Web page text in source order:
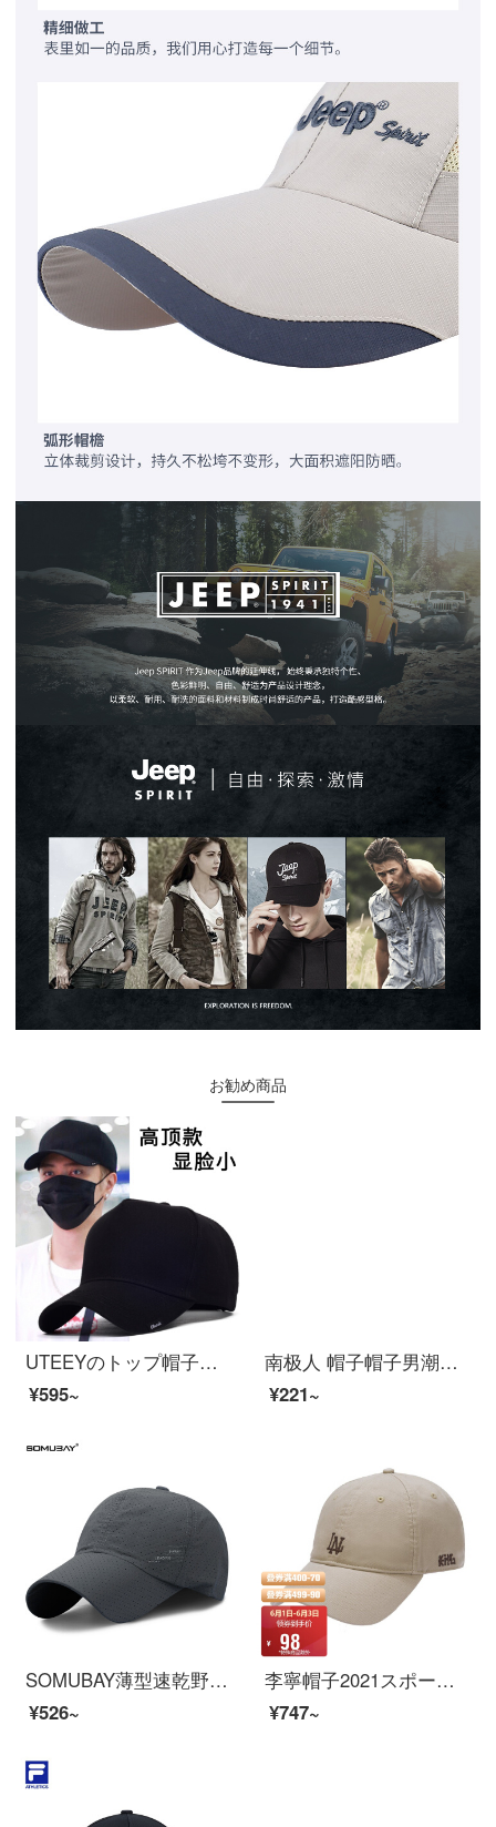
お勧め商品
UTEEYのトップ帽子の男性ファッションブランドの大きいサイズのアヒルの舌の帽子の年齢の主要な部分の韓国版のカジュアルな百選の野球帽の明らかにやせている黒色の普通のコードは調節することができます（55-61 cm）
¥595~
南极人 帽子帽子男潮流春夏季轻薄透气速干棒球帽遮阳帽户外运动登山跑步防晒帽男女士通用鸭舌帽子 轻薄透气 黑色
¥221~
SOMUBAY薄型速乾野球帽子男夏屋外日焼け通気穴太陽帽子韓国版カジュアルサンバイザー鴨舌帽側アルファベット
¥526~
李寧帽子2021スポーツファッションシリーズ野球帽AMYR 006
¥747~